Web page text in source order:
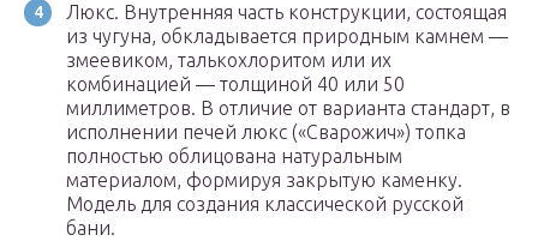
Люкс. Внутренняя часть конструкции, состоящая
из чугуна, обкладывается природным камнем —
змеевиком, талькохлоритом или их
комбинацией — толщиной 40 или 50
миллиметров. В отличие от варианта стандарт, в
исполнении печей люкс («Сварожич») топка
полностью облицована натуральным
материалом, формируя закрытую каменку.
Модель для создания классической русской
бани.